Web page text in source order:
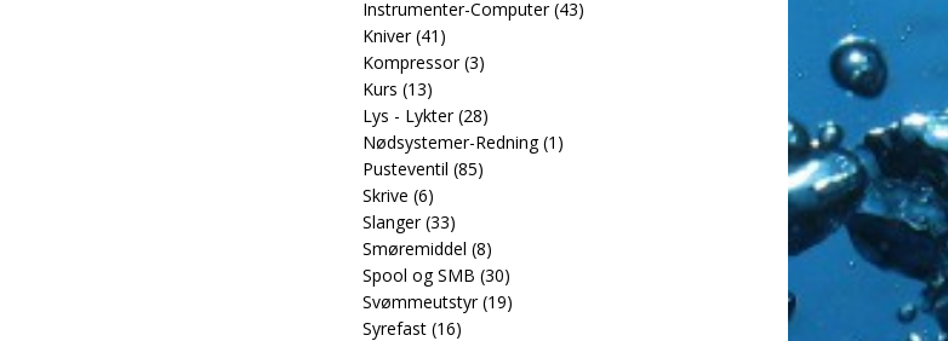
Instrumenter-Computer (43)
Kniver (41)
Kompressor (3)
Kurs (13)
Lys - Lykter (28)
Nødsystemer-Redning (1)
Pusteventil (85)
Skrive (6)
Slanger (33)
Smøremiddel (8)
Spool og SMB (30)
Svømmeutstyr (19)
Syrefast (16)